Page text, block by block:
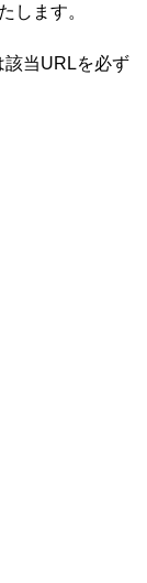
します。
当URLを必ず